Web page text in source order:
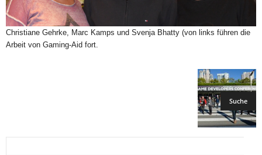
Christiane Gehrke, Marc Kamps und Svenja Bhatty (von links führen die
Arbeit von Gaming-Aid fort.